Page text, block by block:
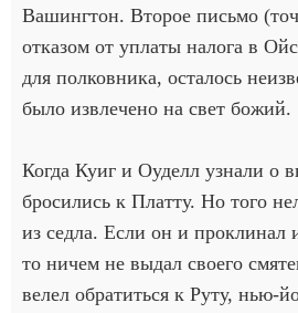
Вашингтон. Второе письмо
отказом от уплаты налога в
для полковника, осталось
было извлечено на свет божий.
Когда Куиг и Оуделл узнали о
бросились к Платту. Но того
из седла. Если он и проклинал
то ничем не выдал своего
велел обратиться к Руту, нью-